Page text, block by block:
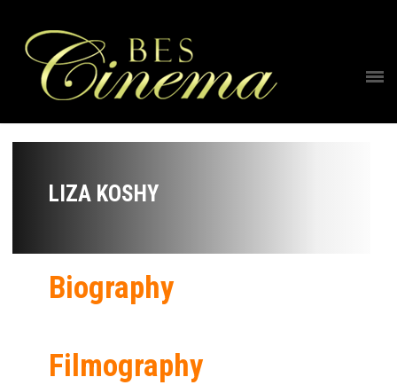
LIZA KOSHY
Biography
Filmography